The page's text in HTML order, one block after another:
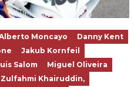
Moncayo
Danny Kent
Jakub Kornfeil
Salom
Miguel Oliveira
Zulfahmi Khairuddin,